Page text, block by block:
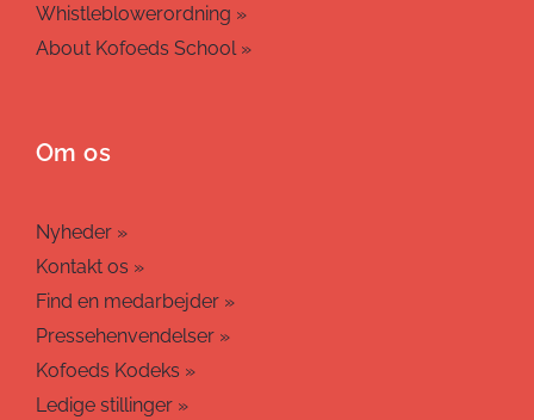
Whistleblowerordning »
About Kofoeds School »
Om os
Nyheder »
Kontakt os »
Find en medarbejder »
Pressehenvendelser »
Kofoeds Kodeks »
Ledige stillinger »